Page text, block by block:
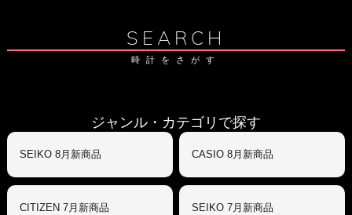
SEARCH
時計をさがす
ジャンル・カテゴリで探す
SEIKO 8月新商品 CASIO 8月新商品
CITIZEN 7月新商品 SEIKO 7月新商品